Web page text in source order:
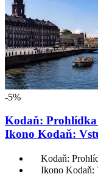
-5%
Kodaň: Prohlídka
Ikono Kodaň:
Kodaň:
Ikono Kodaň: